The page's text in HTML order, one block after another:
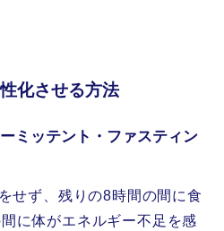
化させる方法
ミッテント・ファスティン
せず、残りの8時間の間に食
に体がエネルギー不足を感